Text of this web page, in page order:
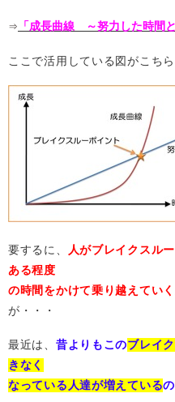
⇒ 「成長曲線 ～努力した時間
ここで活用している図がこちら
要するに、 人がブレイクスル
ある程度
の時間をかけて乗り越えてい
が・・・
最近は、 昔よりもこのブレイ
きなく
なっている人達が増えている